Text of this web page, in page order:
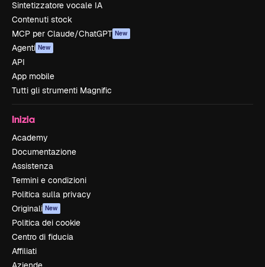
Sintetizzatore vocale IA
Contenuti stock
MCP per Claude/ChatGPT New
Agenti New
API
App mobile
Tutti gli strumenti Magnific
Inizia
Academy
Documentazione
Assistenza
Termini e condizioni
Politica sulla privacy
Originali New
Politica dei cookie
Centro di fiducia
Affiliati